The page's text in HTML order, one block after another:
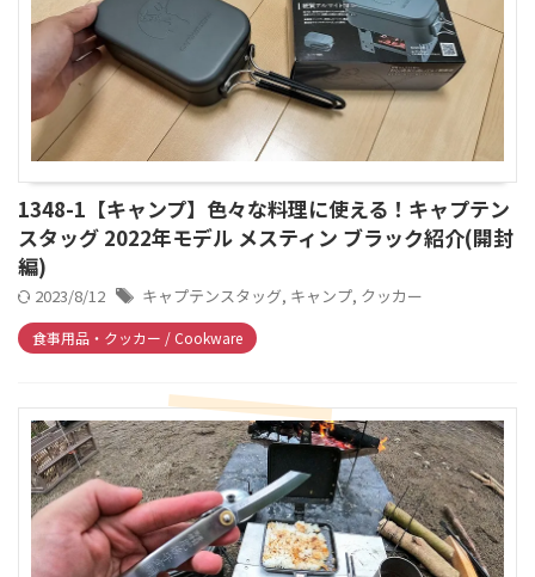
1348-1【キャンプ】色々な料理に使える！キャプテン
スタッグ 2022年モデル メスティン ブラック紹介(開封
編)
2023/8/12 キャプテンスタッグ, キャンプ, クッカー
食事用品・クッカー / Cookware